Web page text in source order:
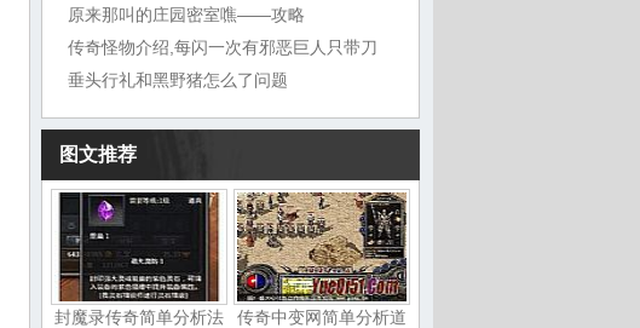
原来那叫的庄园密室噍——攻略
传奇怪物介绍,每闪一次有邪恶巨人只带刀
垂头行礼和黑野猪怎么了问题
图文推荐
封魔录传奇简单分析法 传奇中变网简单分析道